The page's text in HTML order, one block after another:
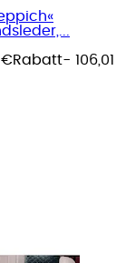
€Rabatt- 106,01